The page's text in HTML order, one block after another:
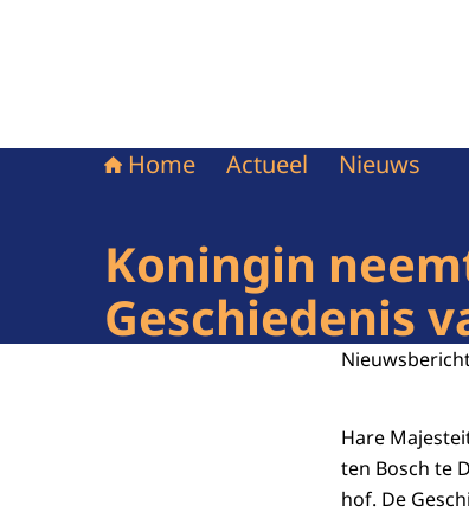
Home Actueel Nieuws
Koningin
Geschiedenis
Hare
ten Bosch te
hof. De